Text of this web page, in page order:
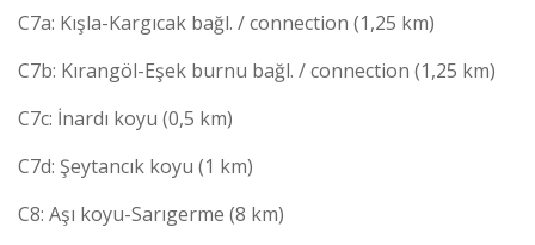
C7a: Kışla-Kargıcak bağl. / connection (1,25 km)
C7b: Kırangöl-Eşek burnu bağl. / connection (1,25 km)
C7c: İnardı koyu (0,5 km)
C7d: Şeytancık koyu (1 km)
C8: Aşı koyu-Sarıgerme (8 km)